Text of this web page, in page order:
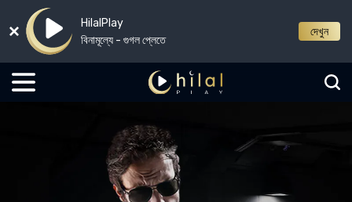
HilalPlay
বিনামূল্যে - গুগল প্লেতে
দেখুন